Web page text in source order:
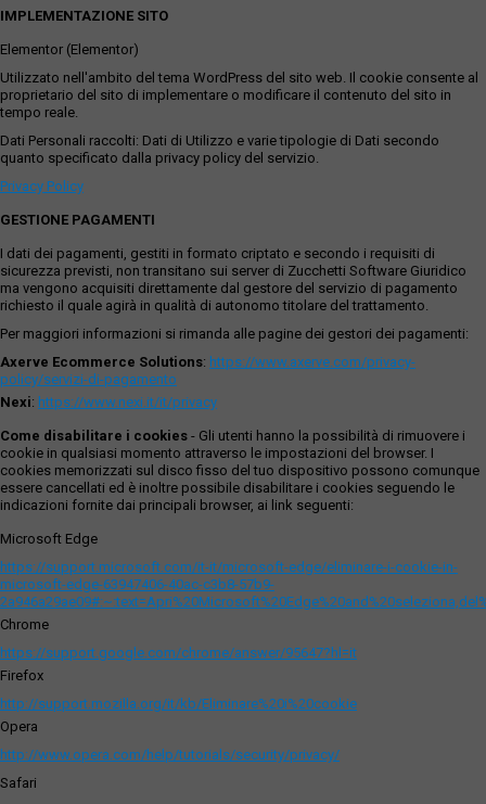
IMPLEMENTAZIONE SITO
Elementor (Elementor)
Utilizzato nell'ambito del tema WordPress del sito web. Il cookie consente al
proprietario del sito di implementare o modificare il contenuto del sito in
tempo reale.
Dati Personali raccolti: Dati di Utilizzo e varie tipologie di Dati secondo
quanto specificato dalla privacy policy del servizio.
Privacy Policy
GESTIONE PAGAMENTI
I dati dei pagamenti, gestiti in formato criptato e secondo i requisiti di
sicurezza previsti, non transitano sui server di Zucchetti Software Giuridico
ma vengono acquisiti direttamente dal gestore del servizio di pagamento
richiesto il quale agirà in qualità di autonomo titolare del trattamento.
Per maggiori informazioni si rimanda alle pagine dei gestori dei pagamenti:
Axerve Ecommerce Solutions: https://www.axerve.com/privacy-
policy/servizi-di-pagamento
Nexi: https://www.nexi.it/it/privacy
Come disabilitare i cookies - Gli utenti hanno la possibilità di rimuovere i
cookie in qualsiasi momento attraverso le impostazioni del browser. I
cookies memorizzati sul disco fisso del tuo dispositivo possono comunque
essere cancellati ed è inoltre possibile disabilitare i cookies seguendo le
indicazioni fornite dai principali browser, ai link seguenti:
Microsoft Edge
https://support.microsoft.com/it-it/microsoft-edge/eliminare-i-cookie-in-
microsoft-edge-63947406-40ac-c3b8-57b9-
Chrome
https://support.google.com/chrome/answer/95647?hl=it
Firefox
http://support.mozilla.org/it/kb/Eliminare%20i%20cookie
Opera
http://www.opera.com/help/tutorials/security/privacy/
Safari